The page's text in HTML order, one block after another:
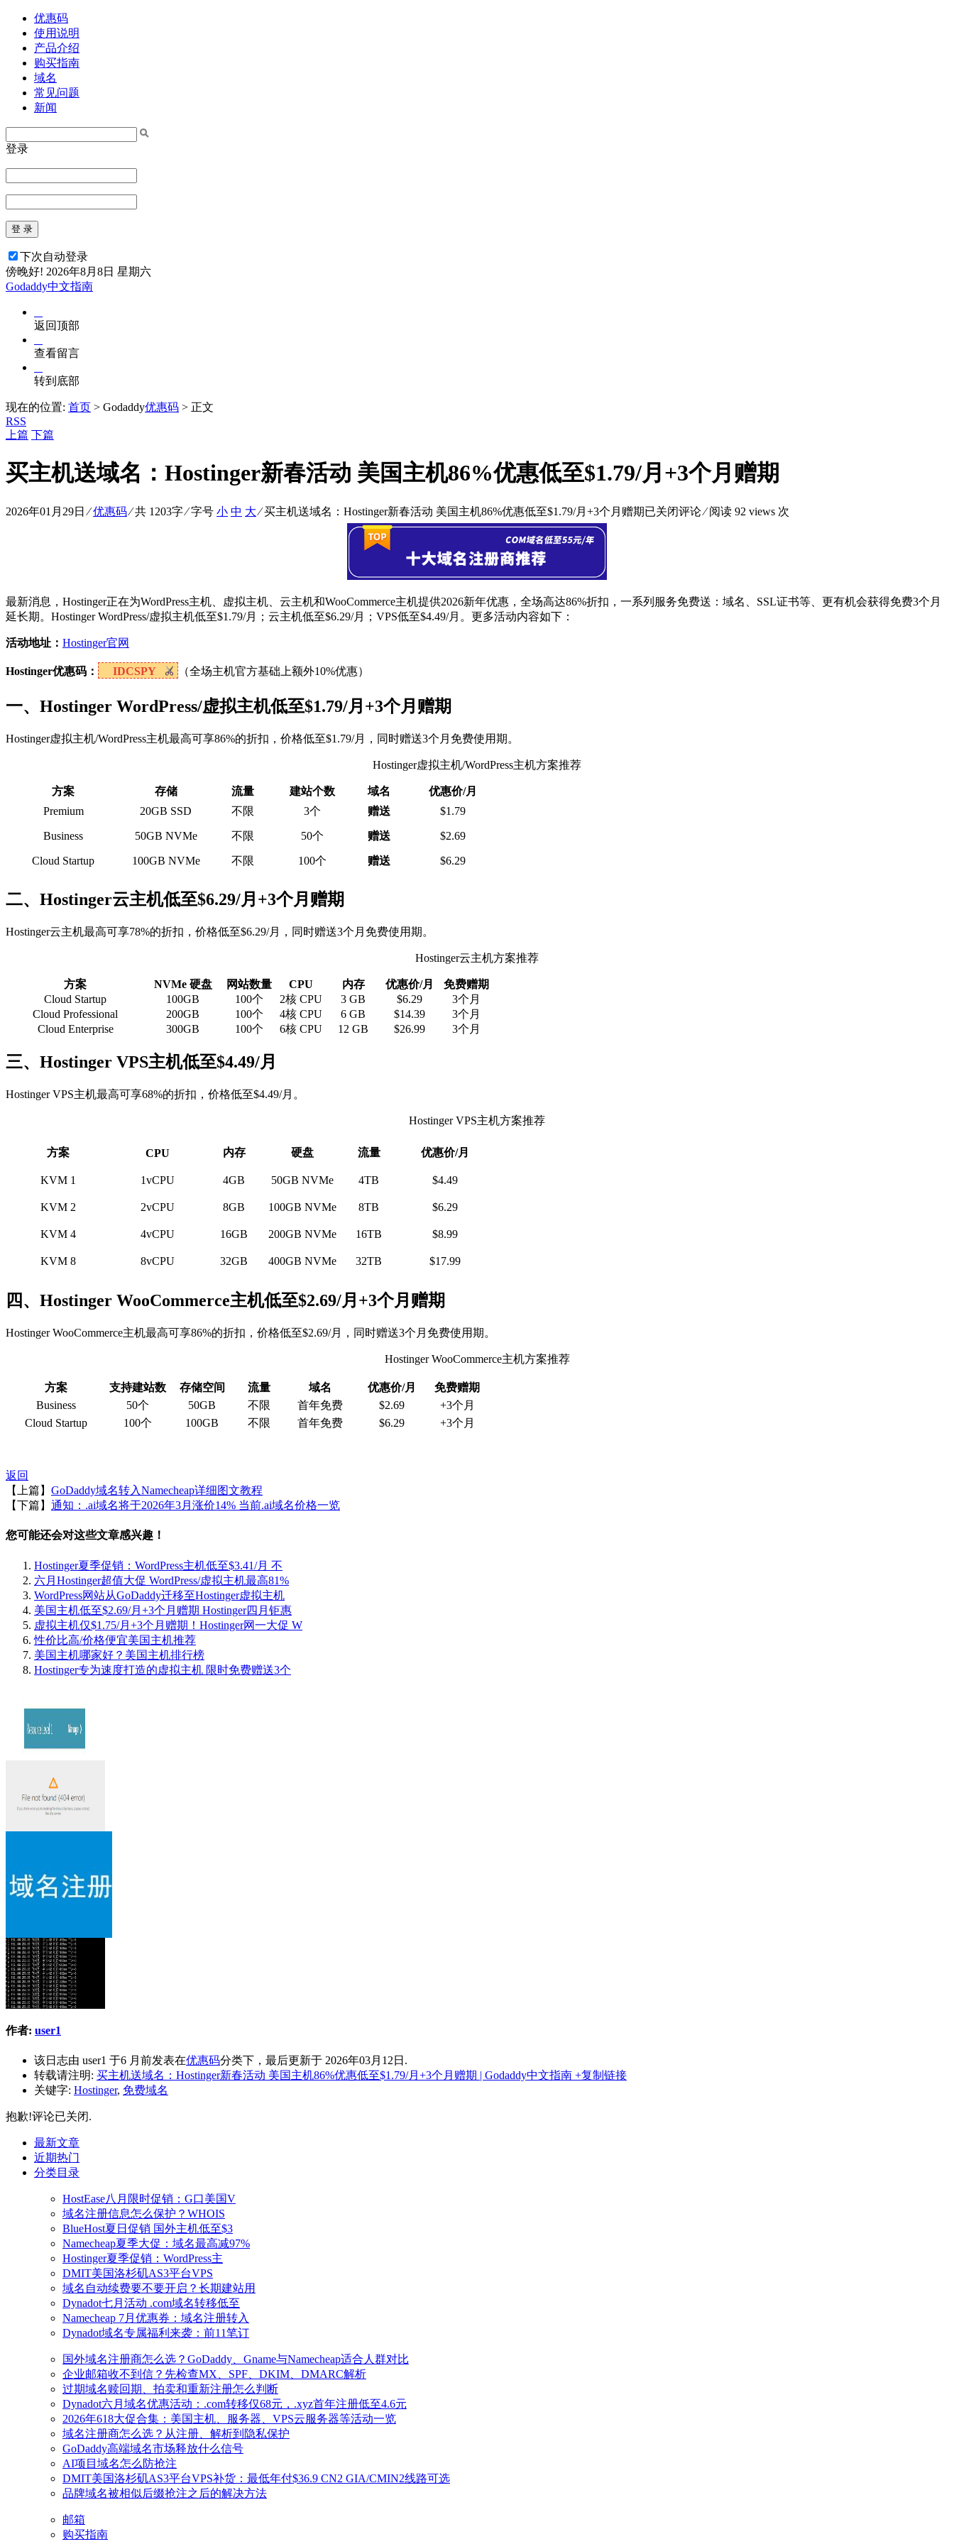
优惠码
使用说明
产品介绍
购买指南
域名
常见问题
新闻
登录
登 录
下次自动登录
傍晚好! 2026年8月8日 星期六
Godaddy中文指南
返回顶部
查看留言
转到底部
现在的位置: 首页 > Godaddy优惠码 > 正文
RSS
上篇 下篇
买主机送域名：Hostinger新春活动 美国主机86%优惠低至$1.79/月+3个月赠期
2026年01月29日 ⁄优惠码⁄ 共 1203字 ⁄ 字号 小 中 大 ⁄买主机送域名：Hostinger新春活动 美国主机86%优惠低至$1.79/月+3个月赠期已关闭评论⁄ 阅读 92 views 次
最新消息，Hostinger正在为WordPress主机、虚拟主机、云主机和WooCommerce主机提供2026新年优惠，全场高达86%折扣，一系列服务免费送：域名、SSL证书等、更有机会获得免费3个月
延长期。Hostinger WordPress/虚拟主机低至$1.79/月；云主机低至$6.29/月；VPS低至$4.49/月。更多活动内容如下：
活动地址： Hostinger官网
Hostinger优惠码： IDCSPY （全场主机官方基础上额外10%优惠）
一、Hostinger WordPress/虚拟主机低至$1.79/月+3个月赠期
Hostinger虚拟主机/WordPress主机最高可享86%的折扣，价格低至$1.79/月，同时赠送3个月免费使用期。
Hostinger虚拟主机/WordPress主机方案推荐
方案 存储 流量 建站个数 域名
优惠价/月
Premium
20GB SSD 不限 3个 赠送 $1.79
Business 50GB NVMe 不限 50个 赠送 $2.69
Cloud Startup 100GB NVMe 不限 100个 赠送 $6.29
二、Hostinger云主机低至$6.29/月+3个月赠期
Hostinger云主机最高可享78%的折扣，价格低至$6.29/月，同时赠送3个月免费使用期。
Hostinger云主机方案推荐
方案 NVMe 硬盘 网站数量 CPU 内存 优惠价/月
免费赠期
Cloud Startup
100GB 100个 2核 CPU 3 GB $6.29
3个月
Cloud Professional
200GB 100个 4核 CPU 6 GB $14.39
3个月
Cloud Enterprise
300GB 100个 6核 CPU 12 GB $26.99 3个月
三、Hostinger VPS主机低至$4.49/月
Hostinger VPS主机最高可享68%的折扣，价格低至$4.49/月。
Hostinger VPS主机方案推荐
方案 CPU 内存 硬盘 流量 优惠价/月
KVM 1 1vCPU 4GB 50GB NVMe 4TB $4.49
KVM 2 2vCPU 8GB 100GB NVMe 8TB $6.29
KVM 4 4vCPU 16GB 200GB NVMe 16TB $8.99
KVM 8 8vCPU 32GB 400GB NVMe 32TB $17.99
四、Hostinger WooCommerce主机低至$2.69/月+3个月赠期
Hostinger WooCommerce主机最高可享86%的折扣，价格低至$2.69/月，同时赠送3个月免费使用期。
Hostinger WooCommerce主机方案推荐
方案 支持建站数 存储空间 流量 域名 优惠价/月
免费赠期
Business
50个 50GB 不限 首年免费 $2.69
+3个月
Cloud Startup
100个 100GB 不限 首年免费 $6.29 +3个月
返回
【上篇】 GoDaddy域名转入Namecheap详细图文教程
【下篇】 通知：.ai域名将于2026年3月涨价14% 当前.ai域名价格一览
您可能还会对这些文章感兴趣！
Hostinger夏季促销：WordPress主机低至$3.41/月 不
六月Hostinger超值大促 WordPress/虚拟主机最高81%
WordPress网站从GoDaddy迁移至Hostinger虚拟主机
美国主机低至$2.69/月+3个月赠期 Hostinger四月钜惠
虚拟主机仅$1.75/月+3个月赠期！Hostinger网一大促 W
性价比高/价格便宜美国主机推荐
美国主机哪家好？美国主机排行榜
Hostinger专为速度打造的虚拟主机 限时免费赠送3个
作者: user1
该日志由 user1 于6 月前发表在优惠码分类下，最后更新于 2026年03月12日.
转载请注明: 买主机送域名：Hostinger新春活动 美国主机86%优惠低至$1.79/月+3个月赠期 | Godaddy中文指南 +复制链接
关键字: Hostinger, 免费域名
抱歉!评论已关闭.
最新文章
近期热门
分类目录
HostEase八月限时促销：G口美国V
域名注册信息怎么保护？WHOIS
BlueHost夏日促销 国外主机低至$3
Namecheap夏季大促：域名最高减97%
Hostinger夏季促销：WordPress主
DMIT美国洛杉矶AS3平台VPS
域名自动续费要不要开启？长期建站用
Dynadot七月活动 .com域名转移低至
Namecheap 7月优惠券：域名注册转入
Dynadot域名专属福利来袭：前11笔订
国外域名注册商怎么选？GoDaddy、Gname与Namecheap适合人群对比
企业邮箱收不到信？先检查MX、SPF、DKIM、DMARC解析
过期域名赎回期、拍卖和重新注册怎么判断
Dynadot六月域名优惠活动：.com转移仅68元，.xyz首年注册低至4.6元
2026年618大促合集：美国主机、服务器、VPS云服务器等活动一览
域名注册商怎么选？从注册、解析到隐私保护
GoDaddy高端域名市场释放什么信号
AI项目域名怎么防抢注
DMIT美国洛杉矶AS3平台VPS补货：最低年付$36.9 CN2 GIA/CMIN2线路可选
品牌域名被相似后缀抢注之后的解决方法
邮箱
购买指南